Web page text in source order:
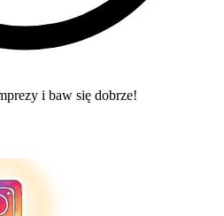
i baw się dobrze!